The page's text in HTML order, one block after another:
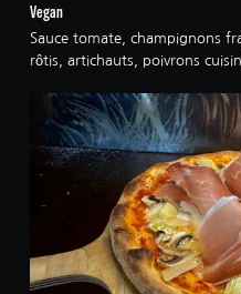
Vegan
Sauce tomate, champignons
rôtis, artichauts, poivrons